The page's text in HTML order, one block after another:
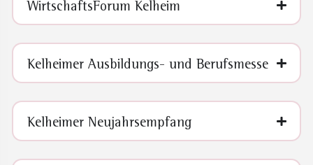
WirtschaftsForum Kelheim
Kelheimer Ausbildungs- und Berufsmesse
Kelheimer Neujahrsempfang